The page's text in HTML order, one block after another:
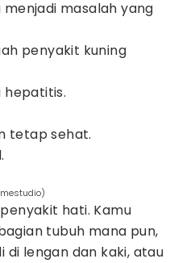
masalah yang
penyakit kuning
hepatitis.
tetap sehat.
hati. Kamu
tubuh mana pun,
lengan dan kaki, atau